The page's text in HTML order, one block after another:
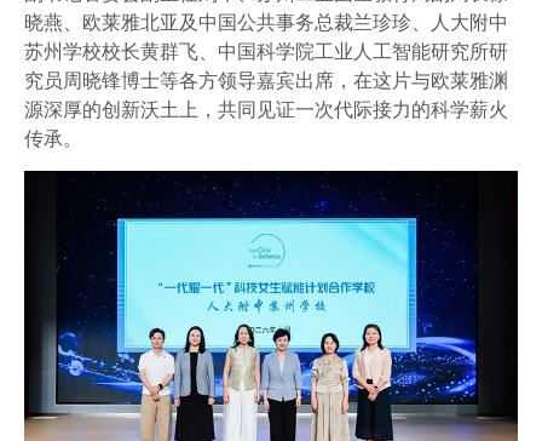
晓燕、欧莱雅北亚及中国公共事务总裁兰珍珍、人大附中
苏州学校校长黄群飞、中国科学院工业人工智能研究所研
究员周晓锋博士等各方领导嘉宾出席，在这片与欧莱雅渊
源深厚的创新沃土上，共同见证一次代际接力的科学薪火
传承。